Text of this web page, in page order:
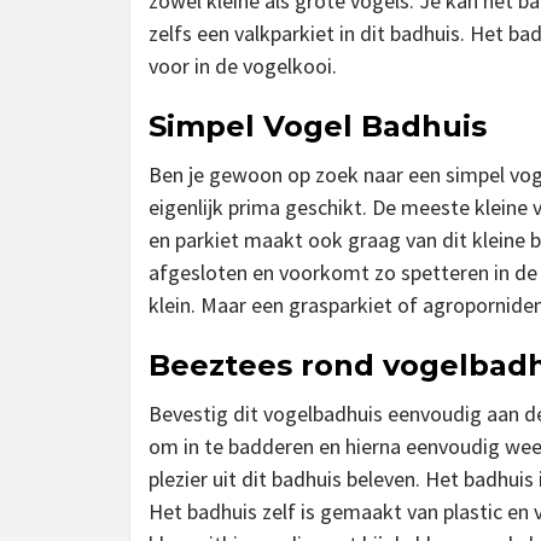
zelfs een valkparkiet in dit badhuis. Het
voor in de vogelkooi.
Simpel Vogel Badhuis
Ben je gewoon op zoek naar een simpel
eigenlijk prima geschikt. De meeste kleine
en parkiet maakt ook graag van dit kleine
afgesloten en voorkomt zo spetteren in
klein. Maar een grasparkiet of
Beeztees rond
Bevestig dit vogelbadhuis eenvoudig aan
om in te badderen en hierna eenvoudig
plezier uit dit badhuis beleven. Het
Het badhuis zelf is gemaakt van plastic en